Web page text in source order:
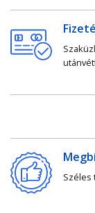
Széles